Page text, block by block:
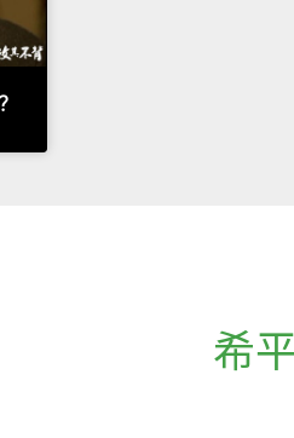
希